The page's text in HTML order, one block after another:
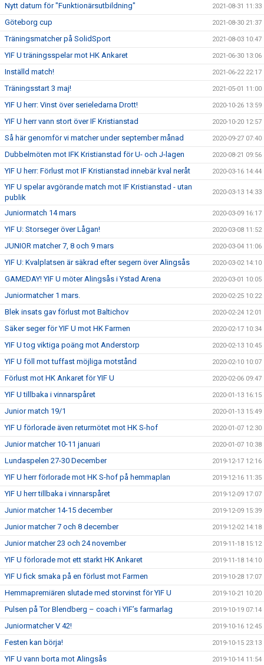
Nytt datum för "Funktionärsutbildning" 2021-08-31 11:33
Göteborg cup 2021-08-30 21:37
Träningsmatcher på SolidSport 2021-08-03 10:47
YIF U träningsspelar mot HK Ankaret 2021-06-30 13:06
Inställd match! 2021-06-22 22:17
Träningsstart 3 maj! 2021-05-01 11:00
YIF U herr: Vinst över serieledarna Drott! 2020-10-26 13:59
YIF U herr vann stort över IF Kristianstad 2020-10-20 12:57
Så här genomför vi matcher under september månad 2020-09-27 07:40
Dubbelmöten mot IFK Kristianstad för U- och J-lagen 2020-08-21 09:56
YIF U herr: Förlust mot IF Kristianstad innebär kval neråt 2020-03-16 14:44
YIF U spelar avgörande match mot IF Kristianstad - utan
publik
2020-03-13 14:33
Juniormatch 14 mars 2020-03-09 16:17
YIF U: Storseger över Lågan! 2020-03-08 11:52
JUNIOR matcher 7, 8 och 9 mars 2020-03-04 11:06
YIF U: Kvalplatsen är säkrad efter segern över Alingsås 2020-03-02 14:10
GAMEDAY! YIF U möter Alingsås i Ystad Arena 2020-03-01 10:05
Juniormatcher 1 mars. 2020-02-25 10:22
Blek insats gav förlust mot Baltichov 2020-02-24 12:01
Säker seger för YIF U mot HK Farmen 2020-02-17 10:34
YIF U tog viktiga poäng mot Anderstorp 2020-02-13 10:45
YIF U föll mot tuffast möjliga motstånd 2020-02-10 10:07
Förlust mot HK Ankaret för YIF U 2020-02-06 09:47
YIF U tillbaka i vinnarspåret 2020-01-13 16:15
Junior match 19/1 2020-01-13 15:49
YIF U förlorade även returmötet mot HK S-hof 2020-01-07 12:30
Junior matcher 10-11 januari 2020-01-07 10:38
Lundaspelen 27-30 December 2019-12-17 12:16
YIF U herr förlorade mot HK S-hof på hemmaplan 2019-12-16 11:35
YIF U herr tillbaka i vinnarspåret 2019-12-09 17:07
Junior matcher 14-15 december 2019-12-09 15:39
Junior matcher 7 och 8 december 2019-12-02 14:18
Junior matcher 23 och 24 november 2019-11-18 15:12
YIF U förlorade mot ett starkt HK Ankaret 2019-11-18 14:10
YIF U fick smaka på en förlust mot Farmen 2019-10-28 17:07
Hemmapremiären slutade med storvinst för YIF U 2019-10-21 10:20
Pulsen på Tor Blendberg – coach i YIF’s farmarlag 2019-10-19 07:14
Juniormatcher V 42! 2019-10-16 12:45
Festen kan börja! 2019-10-15 23:13
YIF U vann borta mot Alingsås 2019-10-14 11:54